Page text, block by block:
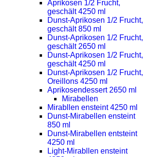
Aprikosen 1/2 Frucht,
geschält 4250 ml
Dunst-Aprikosen 1/2 Frucht,
geschält 850 ml
Dunst-Aprikosen 1/2 Frucht,
geschält 2650 ml
Dunst-Aprikosen 1/2 Frucht,
geschält 4250 ml
Dunst-Aprikosen 1/2 Frucht,
Oreillons 4250 ml
Aprikosendessert 2650 ml
Mirabellen
Mirabllen ensteint 4250 ml
Dunst-Mirabellen ensteint
850 ml
Dunst-Mirabellen entsteint
4250 ml
Light-Mirabllen ensteint